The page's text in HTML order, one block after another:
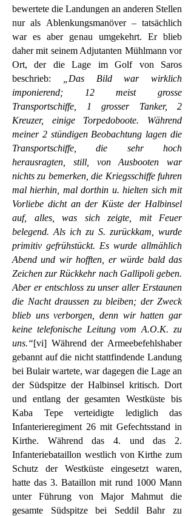
bewertete die Landungen an anderen Stellen
nur als Ablenkungsmanöver – tatsächlich
war es aber genau umgekehrt. Er blieb
daher mit seinem Adjutanten Mühlmann vor
Ort, der die Lage im Golf von Saros
beschrieb:
„Das Bild war wirklich
imponierend; 12 meist grosse
Transportschiffe, 1 grosser Tanker, 2
Kreuzer, einige Torpedoboote. Während
meiner 2 stündigen Beobachtung lagen die
Transportschiffe, die sehr hoch
herausragten, still, von Ausbooten war
nichts zu bemerken, die Kriegsschiffe fuhren
mal hierhin, mal dorthin u. hielten sich mit
Vorliebe dicht an der Küste der Halbinsel
auf, alles, was sich zeigte, mit Feuer
belegend. Als ich zu S. zurückkam, wurde
primitiv gefrühstückt. Es wurde allmählich
Abend und wir hofften, er würde bald das
Zeichen zur Rückkehr nach Gallipoli geben.
Aber er entschloss zu unser aller Erstaunen
die Nacht draussen zu bleiben; der Zweck
blieb uns verborgen, denn wir hatten gar
keine telefonische Leitung vom A.O.K. zu
uns.“[vi] Während der Armeebefehlshaber
gebannt auf die nicht stattfindende Landung
bei Bulair wartete, war dagegen die Lage an
der Südspitze der Halbinsel kritisch. Dort
und entlang der gesamten Westküste bis
Kaba Tepe verteidigte lediglich das
Infanterieregiment 26 mit Gefechtsstand in
Kirthe. Während das 4. und das 2.
Infanteriebataillon westlich von Kirthe zum
Schutz der Westküste eingesetzt waren,
hatte das 3. Bataillon mit rund 1000 Mann
unter Führung von Major Mahmut die
gesamte Südspitze bei Seddil Bahr zu